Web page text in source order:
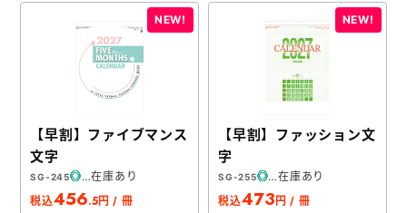
【早割】ファイブマンス
文字
SG-245
在庫あり
税込456.5円 / 冊
【早割】ファッション文
字
SG-255
在庫あり
税込473 円 / 冊